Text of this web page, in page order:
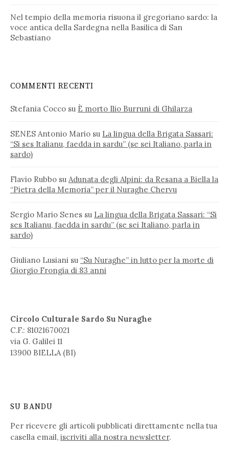
Nel tempio della memoria risuona il gregoriano sardo: la
voce antica della Sardegna nella Basilica di San
Sebastiano
COMMENTI RECENTI
Stefania Cocco su È morto Ilio Burruni di Ghilarza
SENES Antonio Mario su La lingua della Brigata Sassari:
“Si ses Italianu, faedda in sardu” (se sei Italiano, parla in
sardo)
Flavio Rubbo su Adunata degli Alpini: da Resana a Biella la
“Pietra della Memoria” per il Nuraghe Chervu
Sergio Mario Senes su La lingua della Brigata Sassari: “Si
ses Italianu, faedda in sardu” (se sei Italiano, parla in
sardo)
Giuliano Lusiani su “Su Nuraghe” in lutto per la morte di
Giorgio Frongia di 83 anni
Circolo Culturale Sardo Su Nuraghe
C.F.: 81021670021
via G. Galilei 11
13900 BIELLA (BI)
SU BANDU
Per ricevere gli articoli pubblicati direttamente nella tua
casella email, iscriviti alla nostra newsletter.